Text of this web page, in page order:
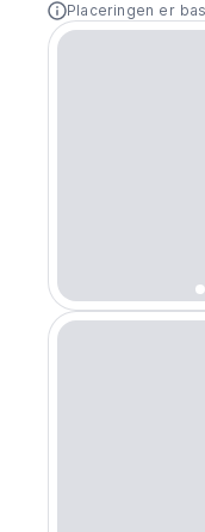
Placeringen er